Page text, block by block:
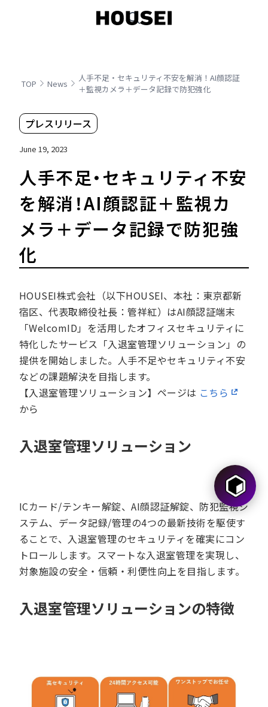
TOP News
人手不足・セキュリティ不安を解消！AI顔認証
＋監視カメラ＋データ記録で防犯強化
プレスリリース
June 19, 2023
人手不足・セキュリティ不安
を解消！AI顔認証＋監視カ
メラ＋データ記録で防犯強
化
HOUSEI株式会社（以下HOUSEI、本社：東京都新
宿区、代表取締役社長：管祥紅）はAI顔認証端末
「WelcomID」を活用したオフィスセキュリティに
特化したサービス「入退室管理ソリューション」の
提供を開始しました。人手不足やセキュリティ不安
などの課題解決を目指します。
【入退室管理ソリューション】ページは こちら
から
入退室管理ソリューション
ICカード/テンキー解錠、AI顔認証解錠、防犯監視シ
ステム、データ記録/管理の4つの最新技術を駆使す
ることで、入退室管理のセキュリティを確実にコン
トロールします。スマートな入退室管理を実現し、
対象施設の安全・信頼・利便性向上を目指します。
入退室管理ソリューションの特徴